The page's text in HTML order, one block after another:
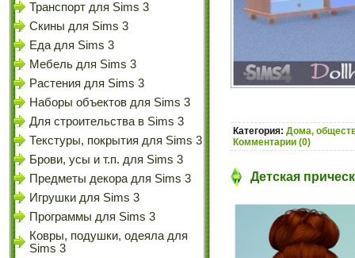
Транспорт для Sims 3
Скины для Sims 3
Еда для Sims 3
Мебель для Sims 3
Растения для Sims 3
Наборы объектов для Sims 3
Для строительства в Sims 3
Текстуры, покрытия для Sims 3
Брови, усы и т.п. для Sims 3
Предметы декора для Sims 3
Игрушки для Sims 3
Программы для Sims 3
Ковры, подушки, одеяла для
Sims 3
Категория: Дома,
Комментарии (0)
Детская